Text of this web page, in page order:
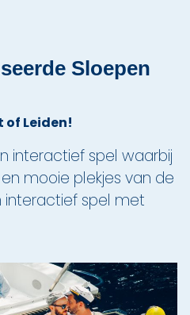
Sloepen
of Leiden!
interactief spel waarbij
mooie plekjes van de
interactief spel met